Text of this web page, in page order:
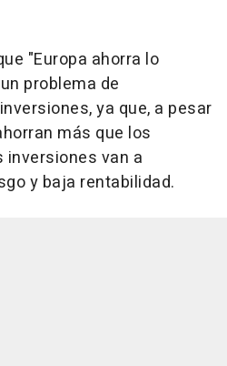
"Europa ahorra lo
problema de
ya que, a pesar
más que los
van a
y baja rentabilidad.